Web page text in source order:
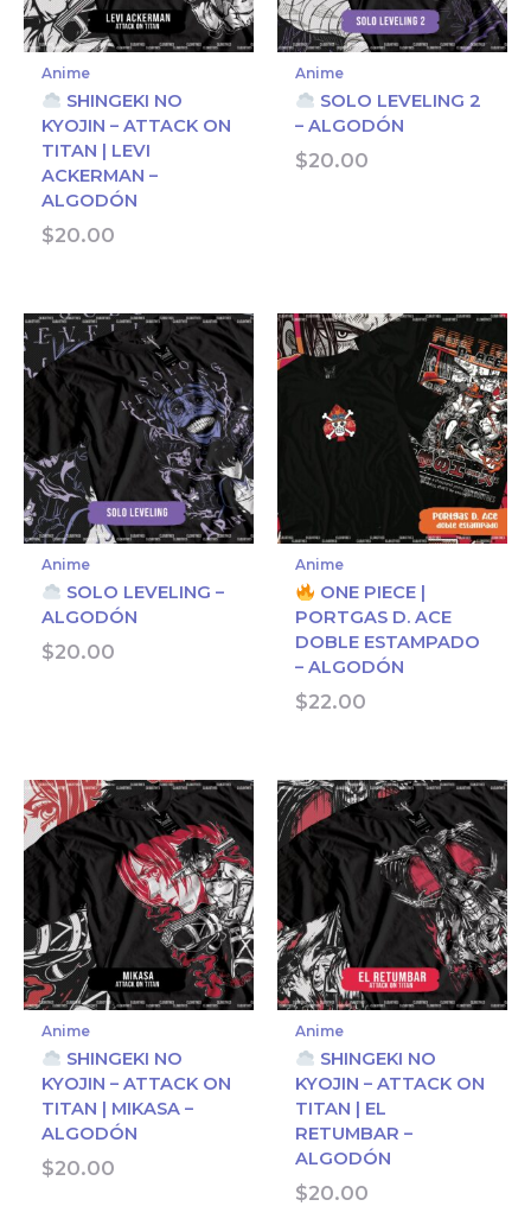
Anime
SHINGEKI NO
KYOJIN – ATTACK ON
TITAN | LEVI
ACKERMAN –
ALGODÓN
$20.00
Anime
SOLO LEVELING 2
– ALGODÓN
$20.00
Anime
SOLO LEVELING –
ALGODÓN
$20.00
Anime
ONE PIECE |
PORTGAS D. ACE
DOBLE ESTAMPADO
– ALGODÓN
$22.00
Anime
SHINGEKI NO
KYOJIN – ATTACK ON
TITAN | MIKASA –
ALGODÓN
$20.00
Anime
SHINGEKI NO
KYOJIN – ATTACK ON
TITAN | EL
RETUMBAR –
ALGODÓN
$20.00